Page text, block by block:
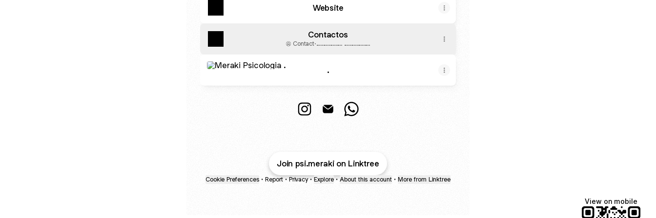
Website
Contactos
Contact·................... ...................
.
Join psi.meraki on Linktree
Cookie Preferences • Report • Privacy • Explore • About this account • More from Linktree
View on mobile